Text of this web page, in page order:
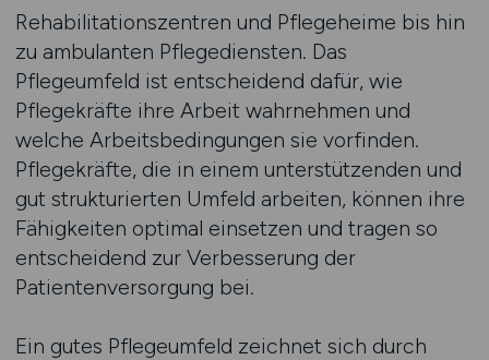
Rehabilitationszentren und Pflegeheime bis hin
zu ambulanten Pflegediensten. Das
Pflegeumfeld ist entscheidend dafür, wie
Pflegekräfte ihre Arbeit wahrnehmen und
welche Arbeitsbedingungen sie vorfinden.
Pflegekräfte, die in einem unterstützenden und
gut strukturierten Umfeld arbeiten, können ihre
Fähigkeiten optimal einsetzen und tragen so
entscheidend zur Verbesserung der
Patientenversorgung bei.
Ein gutes Pflegeumfeld zeichnet sich durch